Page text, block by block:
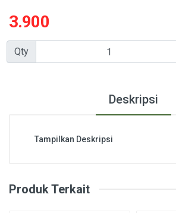
3.900
Qty
Deskripsi
Tampilkan Deskripsi
Produk Terkait